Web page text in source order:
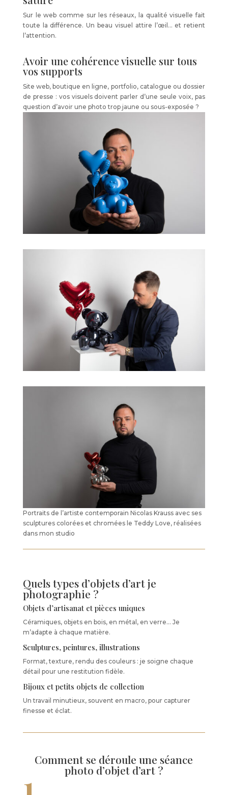
Sur le web comme sur les réseaux, la qualité visuelle fait
toute la différence. Un beau visuel attire l’œil… et retient
l’attention.
Avoir une cohérence visuelle sur tous
vos supports
Site web, boutique en ligne, portfolio, catalogue ou dossier
de presse : vos visuels doivent parler d’une seule voix, pas
question d’avoir une photo trop jaune ou sous-exposée ?
Portraits de l’artiste contemporain Nicolas Krauss avec ses
sculptures colorées et chromées le Teddy Love, réalisées
dans mon studio
Quels types d’objets d’art je
photographie ?
Objets d’artisanat et pièces uniques
Céramiques, objets en bois, en métal, en verre… Je
m’adapte à chaque matière.
Sculptures, peintures, illustrations
Format, texture, rendu des couleurs : je soigne chaque
détail pour une restitution fidèle.
Bijoux et petits objets de collection
Un travail minutieux, souvent en macro, pour capturer
finesse et éclat.
Comment se déroule une séance
photo d’objet d’art ?
1